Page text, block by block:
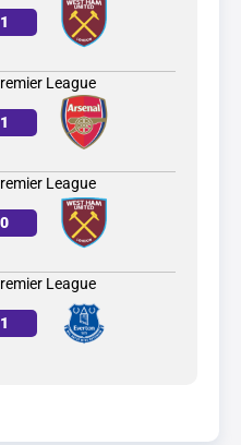
1
League
1
League
0
League
1